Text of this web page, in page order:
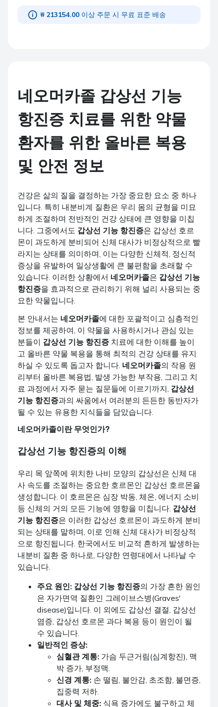
₩ 213154.00 이상 주문 시 무료 표준 배송
네오머카졸 갑상선 기능
항진증 치료를 위한 약물
환자를 위한 올바른 복용
및 안전 정보
건강은 삶의 질을 결정하는 가장 중요한 요소 중 하나
입니다. 특히 내분비계 질환은 우리 몸의 균형을 미묘
하게 조절하며 전반적인 건강 상태에 큰 영향을 미칩
니다. 그중에서도 갑상선 기능 항진증은 갑상선 호르
몬이 과도하게 분비되어 신체 대사가 비정상적으로 빨
라지는 상태를 의미하며, 이는 다양한 신체적, 정신적
증상을 유발하여 일상생활에 큰 불편함을 초래할 수
있습니다. 이러한 상황에서 네오머카졸은 갑상선 기능
항진증을 효과적으로 관리하기 위해 널리 사용되는 중
요한 약물입니다.
본 안내서는 네오머카졸에 대한 포괄적이고 심층적인
정보를 제공하여, 이 약물을 사용하시거나 관심 있는
분들이 갑상선 기능 항진증 치료에 대한 이해를 높이
고 올바른 약물 복용을 통해 최적의 건강 상태를 유지
하실 수 있도록 돕고자 합니다. 네오머카졸의 작용 원
리부터 올바른 복용법, 발생 가능한 부작용, 그리고 치
료 과정에서 자주 묻는 질문들에 이르기까지, 갑상선
기능 항진증과의 싸움에서 여러분의 든든한 동반자가
될 수 있는 유용한 지식들을 담았습니다.
네오머카졸이란 무엇인가?
갑상선 기능 항진증의 이해
우리 목 앞쪽에 위치한 나비 모양의 갑상선은 신체 대
사 속도를 조절하는 중요한 호르몬인 갑상선 호르몬을
생성합니다. 이 호르몬은 심장 박동, 체온, 에너지 소비
등 신체의 거의 모든 기능에 영향을 미칩니다. 갑상선
기능 항진증은 이러한 갑상선 호르몬이 과도하게 분비
되는 상태를 말하며, 이로 인해 신체 대사가 비정상적
으로 항진됩니다. 한국에서도 비교적 흔하게 발생하는
내분비 질환 중 하나로, 다양한 연령대에서 나타날 수
있습니다.
주요 원인: 갑상선 기능 항진증의 가장 흔한 원인
은 자가면역 질환인 그레이브스병(Graves'
disease)입니다. 이 외에도 갑상선 결절, 갑상선
염증, 갑상선 호르몬 과다 복용 등이 원인이 될
수 있습니다.
일반적인 증상:
심혈관 계통: 가슴 두근거림(심계항진), 맥
박 증가, 부정맥.
신경 계통: 손 떨림, 불안감, 초조함, 불면증,
집중력 저하.
대사 및 체중: 식욕 증가에도 불구하고 체